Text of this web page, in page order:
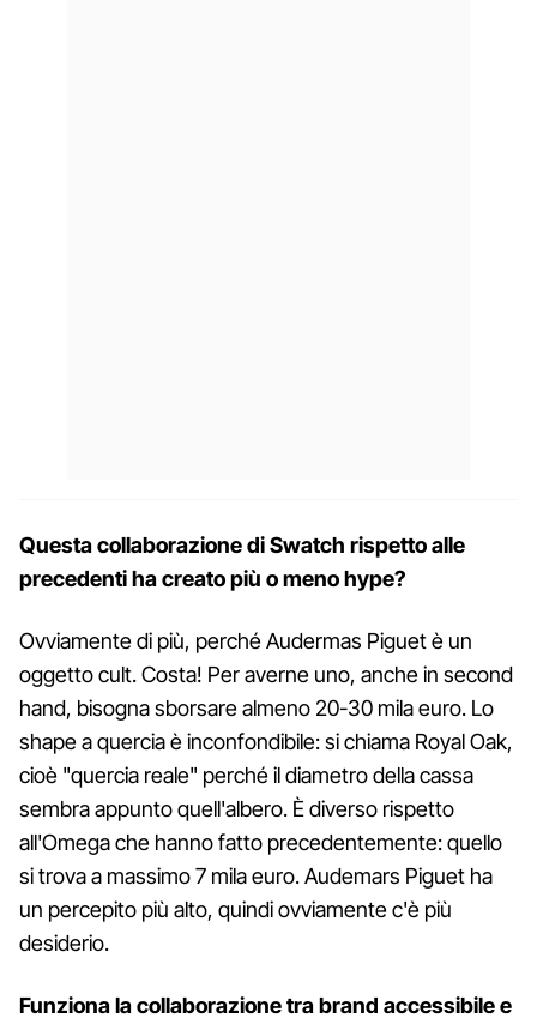
Questa collaborazione di Swatch rispetto alle
precedenti ha creato più o meno hype?
Ovviamente di più, perché Audermas Piguet è un
oggetto cult. Costa! Per averne uno, anche in second
hand, bisogna sborsare almeno 20-30 mila euro. Lo
shape a quercia è inconfondibile: si chiama Royal Oak,
cioè "quercia reale" perché il diametro della cassa
sembra appunto quell'albero. È diverso rispetto
all'Omega che hanno fatto precedentemente: quello
si trova a massimo 7 mila euro. Audemars Piguet ha
un percepito più alto, quindi ovviamente c'è più
desiderio.
Funziona la collaborazione tra brand accessibile e